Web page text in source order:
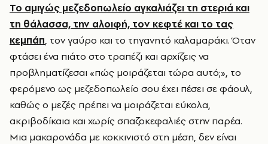
Το αμιγώς μεζεδοπωλείο αγκαλιάζει τη στεριά και
τη θάλασσα, την αλοιφή, τον κεφτέ και το τας
κεμπάπ, τον γαύρο και το τηγανητό καλαμαράκι. Όταν
φτάσει ένα πιάτο στο τραπέζι και αρχίζεις να
προβληματίζεσαι «πώς μοιράζεται τώρα αυτό;», το
φερόμενο ως μεζεδοπωλείο σου έχει πέσει σε φάουλ,
καθώς ο μεζές πρέπει να μοιράζεται εύκολα,
ακριβοδίκαια και χωρίς σπαζοκεφαλιές στην παρέα.
Μια μακαρονάδα με κοκκινιστό στη μέση, δεν είναι